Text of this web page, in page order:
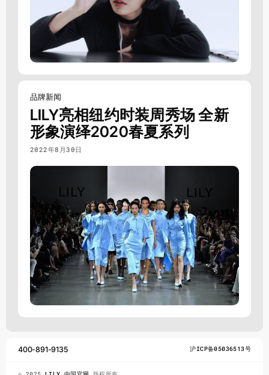
品牌新闻
LILY亮相纽约时装周秀场 全新
形象演绎2020春夏系列
2022年8月30日
400-891-9135 沪ICP备05036513号